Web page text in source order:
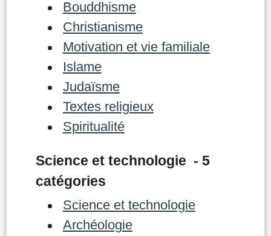
Bouddhisme
Christianisme
Motivation et vie familiale
Islame
Judaïsme
Textes religieux
Spiritualité
Science et technologie - 5
catégories
Science et technologie
Archéologie